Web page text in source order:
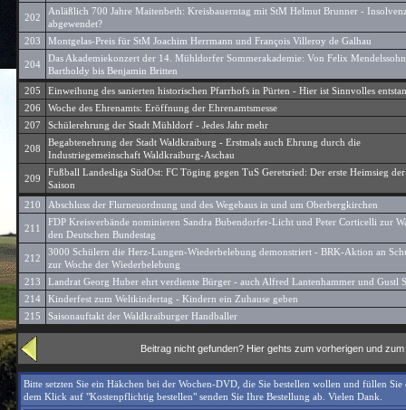
202
Anläßlich 700 Jahre Maitenbeth: Kreisbauerntag mit StM Helmut Brunner -
abgewendet?
203
Montgelas-Preis für StM Joachim Herrmann und François Villeroy de Galhau
204
Das Akademiekonzert der 14. Mühldorfer Sommerakademie: Von Felix
Bartholdy bis Benjamin Britten
205
Einweihung des sanierten historischen Pfarrhofs in Pürten - Hier ist Sinnvolles
206
Woche des Ehrenamts: Eröffnung der Ehrenamtsmesse
207
Schülerehrung der Stadt Mühldorf - Jedes Jahr mehr
208
Begabtenehrung der Stadt Waldkraiburg - Erstmals auch Ehrung durch die
Industriegemeinschaft Waldkraiburg-Aschau
209
Fußball Landesliga SüdOst: FC Töging gegen TuS Geretsried: Der erste Heimsieg der
Saison
210
Abschluss der Flurneuordnung und des Wegebaus in und um Oberbergkirchen
211
FDP Kreisverbände nominieren Sandra Bubendorfer-Licht und Peter Corticelli zur
den Deutschen Bundestag
212
3000 Schülern die Herz-Lungen-Wiederbelebung demonstriert - BRK-Aktion an
zur Woche der Wiederbelebung
213
Landrat Georg Huber ehrt verdiente Bürger - auch Alfred Lantenhammer und Gustl
214
Kinderfest zum Weltkindertag - Kindern ein Zuhause geben
215
Saisonauftakt der Waldkraiburger Handballer
Beitrag nicht gefunden? Hier gehts zum vorherigen und
Bitte setzten Sie ein Häkchen bei der Wochen-DVD, die Sie bestellen wollen und füllen
dem Klick auf "Kostenpflichtig bestellen" senden Sie Ihre Bestellung ab. Vielen Dank.